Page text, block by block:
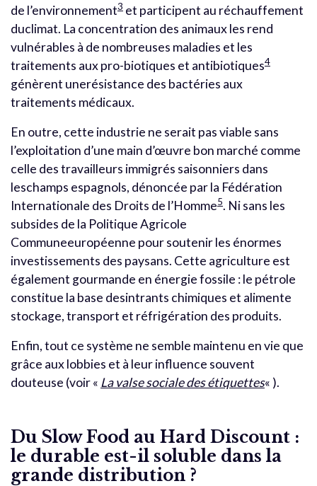
de l’environnement3 et participent au réchauffement
duclimat. La concentration des animaux les rend
vulnérables à de nombreuses maladies et les
traitements aux pro-biotiques et antibiotiques4
génèrent unerésistance des bactéries aux
traitements médicaux.
En outre, cette industrie ne serait pas viable sans
l’exploitation d’une main d’œuvre bon marché comme
celle des travailleurs immigrés saisonniers dans
leschamps espagnols, dénoncée par la Fédération
Internationale des Droits de l’Homme5. Ni sans les
subsides de la Politique Agricole
Communeeuropéenne pour soutenir les énormes
investissements des paysans. Cette agriculture est
également gourmande en énergie fossile : le pétrole
constitue la base desintrants chimiques et alimente
stockage, transport et réfrigération des produits.
Enfin, tout ce système ne semble maintenu en vie que
grâce aux lobbies et à leur influence souvent
douteuse (voir « La valse sociale des étiquettes« ).
Du Slow Food au Hard Discount :
le durable est-il soluble dans la
grande distribution ?